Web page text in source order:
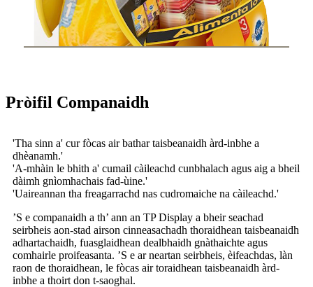
Pròifil Companaidh
'Tha sinn a' cur fòcas air bathar taisbeanaidh àrd-inbhe a
dhèanamh.'
'A-mhàin le bhith a' cumail càileachd cunbhalach agus aig a bheil
dàimh gnìomhachais fad-ùine.'
'Uaireannan tha freagarrachd nas cudromaiche na càileachd.'
’S e companaidh a th’ ann an TP Display a bheir seachad
seirbheis aon-stad airson cinneasachadh thoraidhean taisbeanaidh
adhartachaidh, fuasglaidhean dealbhaidh gnàthaichte agus
comhairle proifeasanta. ’S e ar neartan seirbheis, èifeachdas, làn
raon de thoraidhean, le fòcas air toraidhean taisbeanaidh àrd-
inbhe a thoirt don t-saoghal.